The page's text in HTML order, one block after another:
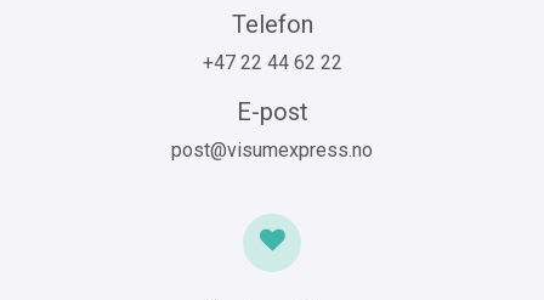
Telefon
+47 22 44 62 22
E-post
post@visumexpress.no